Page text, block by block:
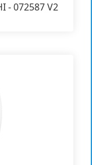
- 072587 V2